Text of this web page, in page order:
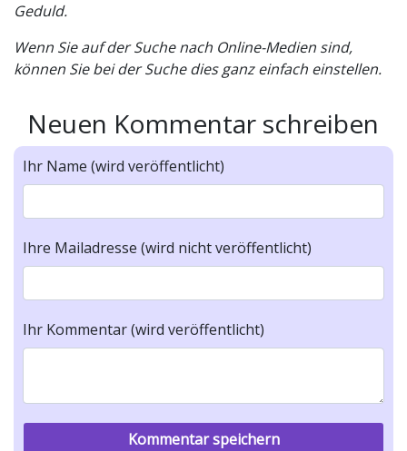
Geduld.
Wenn Sie auf der Suche nach Online-Medien sind,
können Sie bei der Suche dies ganz einfach einstellen.
Neuen Kommentar schreiben
Ihr Name (wird veröffentlicht)
Ihre Mailadresse (wird nicht veröffentlicht)
Ihr Kommentar (wird veröffentlicht)